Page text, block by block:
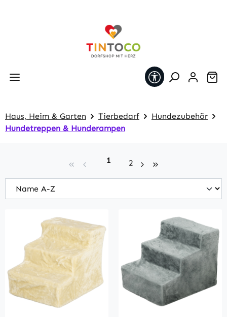
Werkzeugleiste
Haus, Heim & Garten Tierbedarf
Hundezubehör
Hundetreppen & Hunderampen
Seite
1 Seite
2